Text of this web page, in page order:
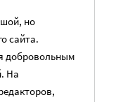
но
сайта.
добровольным
На